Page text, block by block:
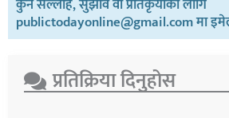
कुनै सल्लाह, सुझाव वा प्रतिकृयाको लागि
publictodayonline@gmail.com मा
प्रतिक्रिया दिनुहोस​